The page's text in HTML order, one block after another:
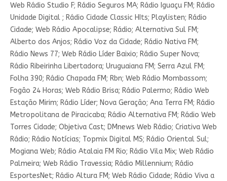
Web Rádio Studio F; Rádio Seguros MA; Rádio Iguaçu FM; Rádio
Unidade Digital ; Rádio Cidade Classic HIts; Playlisten; Rádio
Cidade; Web Rádio Apocalipse; Rádio; Alternativa Sul FM;
Alberto dos Anjos; Rádio Voz da Cidade; Rádio Nativa FM;
Rádio News 77; Web Rádio Líder Baixio; Rádio Super Nova;
Rádio Ribeirinha Libertadora; Uruguaiana FM; Serra Azul FM;
Folha 390; Rádio Chapada FM; Rbn; Web Rádio Mombassom;
Fogão 24 Horas; Web Rádio Brisa; Rádio Palermo; Rádio Web
Estação Mirim; Rádio Líder; Nova Geração; Ana Terra FM; Rádio
Metropolitana de Piracicaba; Rádio Alternativa FM; Rádio Web
Torres Cidade; Objetiva Cast; DMnews Web Rádio; Criativa Web
Rádio; Rádio Notícias; Topmix Digital MS; Rádio Oriental Sul;
Mogiana Web; Rádio Atalaia FM Rio; Rádio Vila Mix; Web Rádio
Palmeira; Web Rádio Travessia; Rádio Millennium; Rádio
EsportesNet; Rádio Altura FM; Web Rádio Cidade; Rádio Viva a